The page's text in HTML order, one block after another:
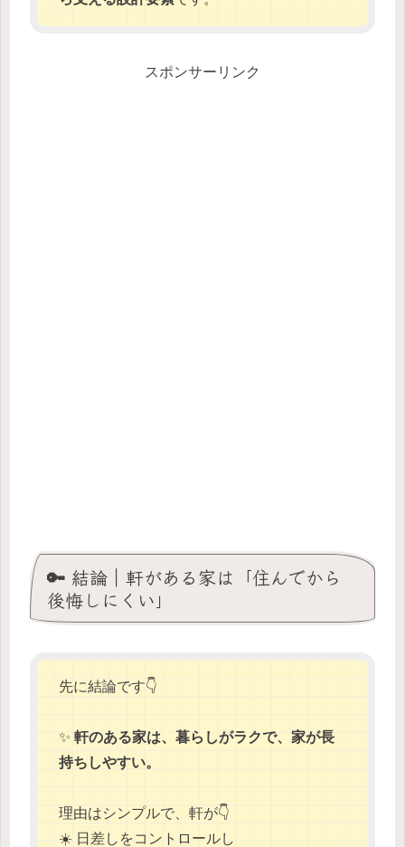
スポンサーリンク
🔑 結論｜軒がある家は「住んでから
後悔しにくい」
先に結論です👇
✨ 軒のある家は、暮らしがラクで、家が長
持ちしやすい。
理由はシンプルで、軒が👇
☀️ 日差しをコントロールし